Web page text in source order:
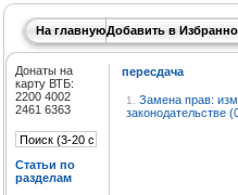
На главнуюДобавить в
Донаты на
карту ВТБ:
2200 4002
2461 6363
Статьи по
разделам
пересдача
1. Замена прав:
законодательстве